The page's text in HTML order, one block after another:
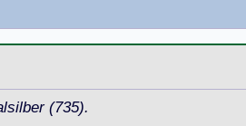
(735).